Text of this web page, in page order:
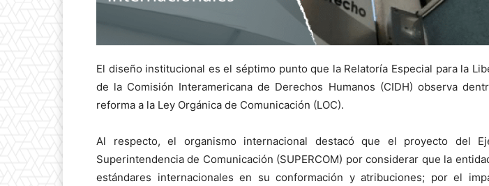
El diseño institucional es el séptimo punto que la Relatoría Especial para la
de la Comisión Interamericana de Derechos Humanos (CIDH) observa
reforma a la Ley Orgánica de Comunicación (LOC).
Al respecto, el organismo internacional destacó que el proyecto del
Superintendencia de Comunicación (SUPERCOM) por considerar que la
estándares internacionales en su conformación y atribuciones; por el